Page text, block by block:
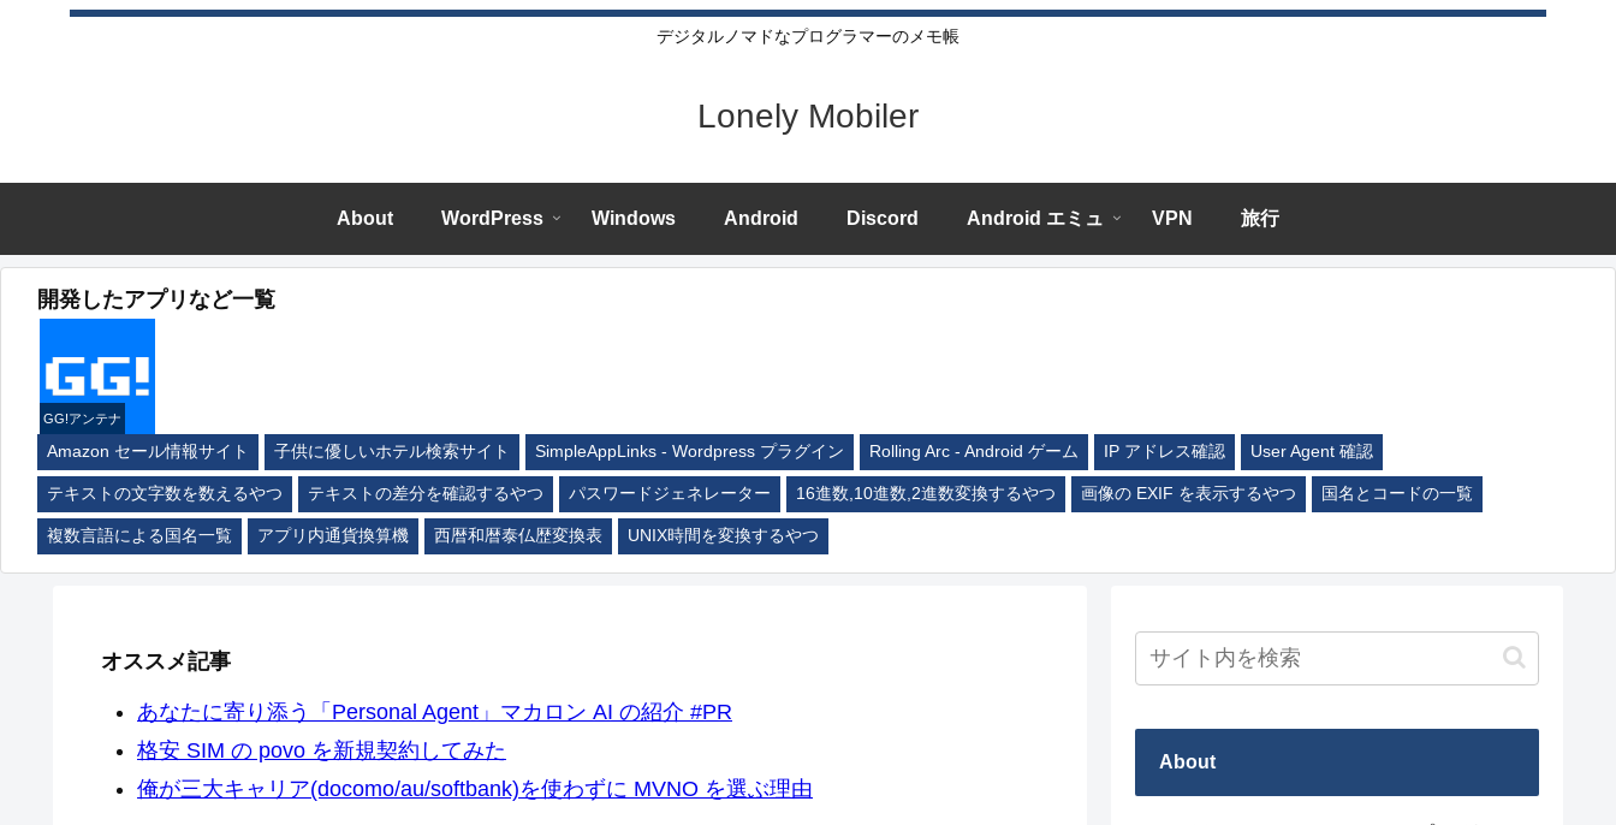
デジタルノマドなプログラマーのメモ帳
Lonely Mobiler
About WordPress Windows Android Discord Android エミュ VPN 旅行
開発したアプリなど一覧
GG!アンテナ
Amazon セール情報サイト 子供に優しいホテル検索サイト SimpleAppLinks - Wordpress プラグイン Rolling Arc - Android ゲーム IP アドレス確認 User Agent 確認
テキストの文字数を数えるやつ テキストの差分を確認するやつ パスワードジェネレーター 16進数,10進数,2進数変換するやつ 画像の EXIF を表示するやつ 国名とコードの一覧
複数言語による国名一覧 アプリ内通貨換算機 西暦和暦泰仏歴変換表 UNIX時間を変換するやつ
オススメ記事
あなたに寄り添う「Personal Agent」マカロン AI の紹介 #PR
格安 SIM の povo を新規契約してみた
俺が三大キャリア(docomo/au/softbank)を使わずに MVNO を選ぶ理由
About